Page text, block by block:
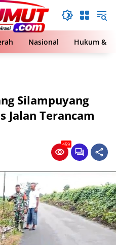
Nasional Hukum &
Silampuyang
Jalan Terancam
459